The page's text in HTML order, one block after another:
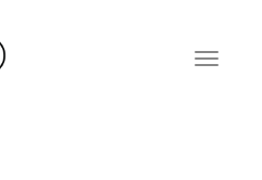
Toggle